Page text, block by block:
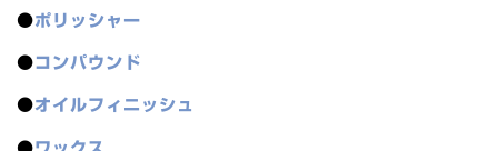
●ポリッシャー
●コンパウンド
●オイルフィニッシュ